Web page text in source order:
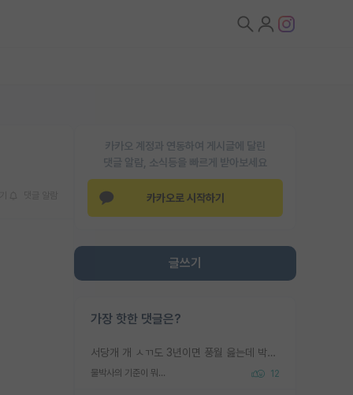
카카오 계정과 연동하여 게시글에 달린
댓글 알람, 소식등을 빠르게 받아보세요
카카오로 시작하기
글쓰기
가장 핫한 댓글은?
서당개 개 ㅅㄲ도 3년이면 풍월 읊는데 박사 5년 이상 대리고 있으면서 물된건 교수 탓 맞는ㄱ게 거기가 서당이 아니란 소리임
물박사의 기준이 뭐임? 12